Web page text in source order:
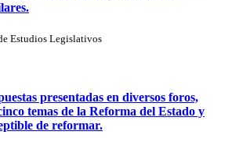
Estudios Legislativos
presentadas en diversos foros,
temas de la Reforma del Estado y
de reformar.